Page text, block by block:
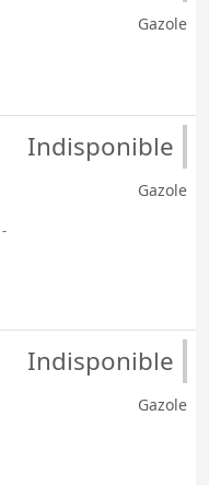
Gazole
-
Indisponible
Gazole
Indisponible
Gazole